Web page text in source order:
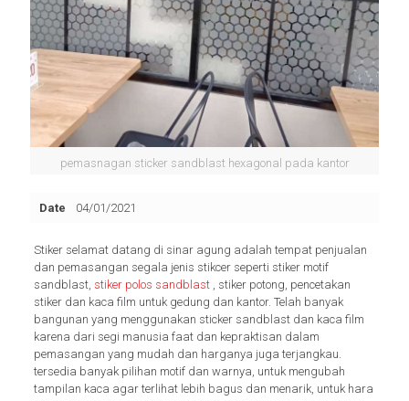
pemasnagan sticker sandblast hexagonal pada kantor
Date 04/01/2021
Stiker selamat datang di sinar agung adalah tempat penjualan
dan pemasangan segala jenis stikcer seperti stiker motif
sandblast, stiker polos sandblast, stiker potong, pencetakan
stiker dan kaca film untuk gedung dan kantor. Telah banyak
bangunan yang menggunakan sticker sandblast dan kaca film
karena dari segi manusia faat dan kepraktisan dalam
pemasangan yang mudah dan harganya juga terjangkau.
tersedia banyak pilihan motif dan warnya, untuk mengubah
tampilan kaca agar terlihat lebih bagus dan menarik, untuk hara